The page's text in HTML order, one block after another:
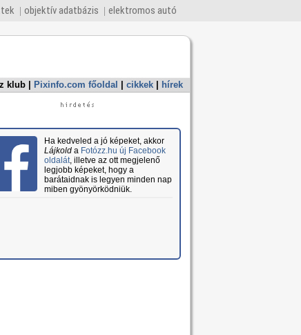
objektív adatbázis elektromos autó
klub Pixinfo.com főoldal cikkek hírek
Ha kedveled a jó képeket, akkor
Lájkolda Fotózz.hu új Facebook
oldalát, illetve az ott megjelenő
legjobb képeket, hogy a
barátaidnak is legyen minden nap
miben gyönyörködniük.